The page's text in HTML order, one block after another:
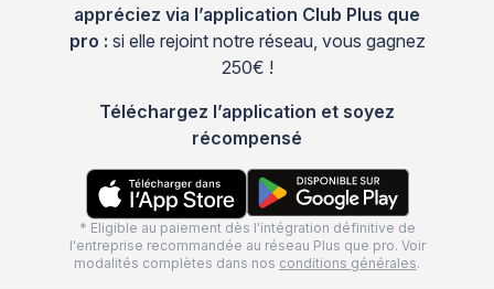
appréciez via l’application Club Plus que
pro : si elle rejoint notre réseau, vous gagnez
250€ !
Téléchargez l’application et soyez
récompensé
* Eligible au paiement dès l'intégration définitive de
l'entreprise recommandée au réseau Plus que pro. Voir
modalités complètes dans nos conditions générales.